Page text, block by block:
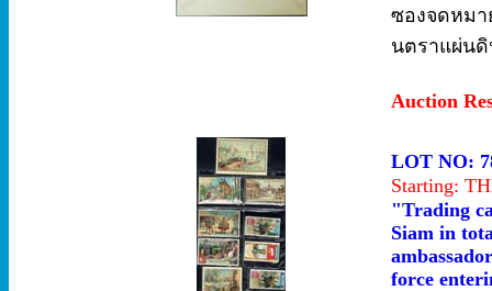
ซองจดหมา
นตราแผ่นดิ
Auction
LOT NO:
Starting:
"Trading
Siam in
force